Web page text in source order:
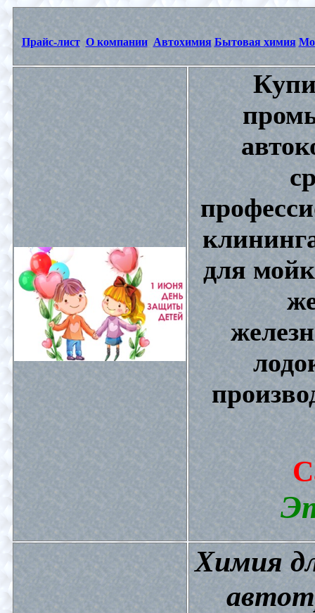
Прайс-лист О компании Автохимия Бытовая химия
для
Химия